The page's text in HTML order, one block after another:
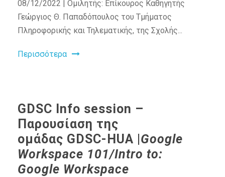
08/12/2022 | Ομιλητής: Επίκουρος Καθηγητής
Γεώργιος Θ. Παπαδόπουλος του Τμήματος
Πληροφορικής και Τηλεματικής, της Σχολής...
Περισσότερα
GDSC Info session –
Παρουσίαση της
ομάδας GDSC-HUA | Google
Workspace 101/Intro to:
Google Workspace